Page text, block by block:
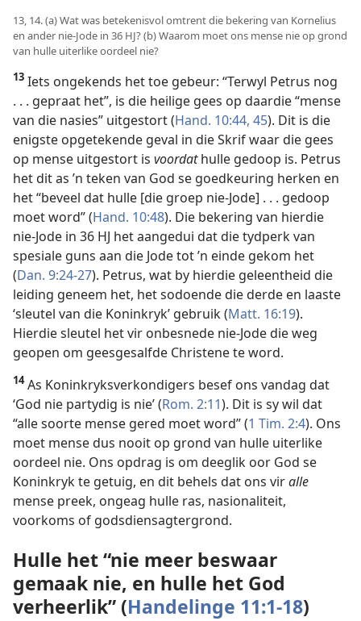
13, 14. (a) Wat was betekenisvol omtrent die bekering van Kornelius
en ander nie-Jode in 36 HJ? (b) Waarom moet ons mense nie op grond
van hulle uiterlike oordeel nie?
13 Iets ongekends het toe gebeur: “Terwyl Petrus nog
. . . gepraat het”, is die heilige gees op daardie “mense
van die nasies” uitgestort (Hand. 10:44, 45). Dit is die
enigste opgetekende geval in die Skrif waar die gees
op mense uitgestort is voordathulle gedoop is. Petrus
het dit as ’n teken van God se goedkeuring herken en
het “beveel dat hulle [die groep nie-Jode] . . . gedoop
moet word” (Hand. 10:48). Die bekering van hierdie
nie-Jode in 36 HJ het aangedui dat die tydperk van
spesiale guns aan die Jode tot ’n einde gekom het
(Dan. 9:24-27). Petrus, wat by hierdie geleentheid die
leiding geneem het, het sodoende die derde en laaste
‘sleutel van die Koninkryk’ gebruik (Matt. 16:19).
Hierdie sleutel het vir onbesnede nie-Jode die weg
geopen om geesgesalfde Christene te word.
14As Koninkryksverkondigers besef ons vandag dat
‘God nie partydig is nie’ (Rom. 2:11). Dit is sy wil dat
“alle soorte mense gered moet word” (1 Tim. 2:4). Ons
moet mense dus nooit op grond van hulle uiterlike
oordeel nie. Ons opdrag is om deeglik oor God se
Koninkryk te getuig, en dit behels dat ons viralle
mense preek, ongeag hulle ras, nasionaliteit,
voorkoms of godsdiensagtergrond.
Hulle het “nie meer beswaar
gemaak nie, en hulle het God
verheerlik” (Handelinge 11:1-18)